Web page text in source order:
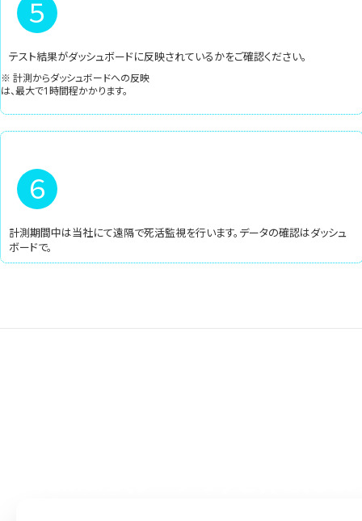
5
テスト結果がダッシュボードに反映されているかをご確認ください。
※ 計測からダッシュボードへの反映
は、最大で1時間程かかります。
6
計測期間中は当社にて遠隔で死活監視を行います。データの確認はダッシュ
ボードで。